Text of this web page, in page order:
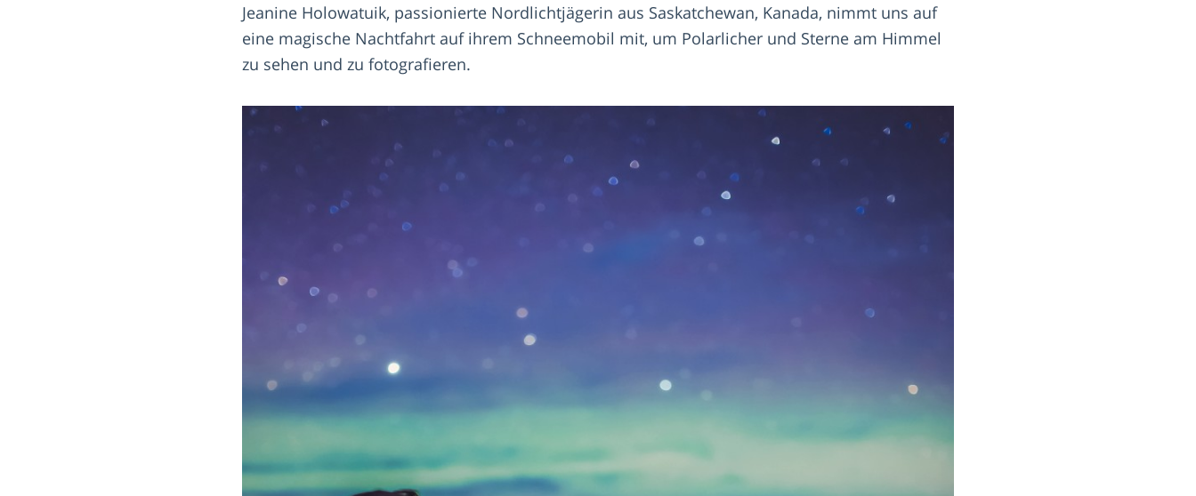
Jeanine Holowatuik, passionierte Nordlichtjägerin aus Saskatchewan, Kanada, nimmt uns auf
eine magische Nachtfahrt auf ihrem Schneemobil mit, um Polarlicher und Sterne am Himmel
zu sehen und zu fotografieren.